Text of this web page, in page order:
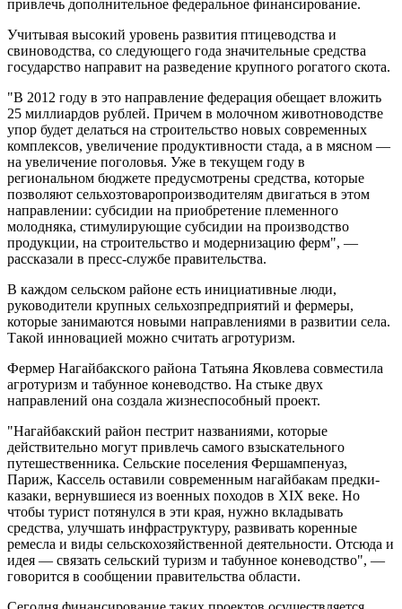
привлечь дополнительное федеральное финансирование.
Учитывая высокий уровень развития птицеводства и
свиноводства, со следующего года значительные средства
государство направит на разведение крупного рогатого скота.
"В 2012 году в это направление федерация обещает вложить
25 миллиардов рублей. Причем в молочном животноводстве
упор будет делаться на строительство новых современных
комплексов, увеличение продуктивности стада, а в мясном —
на увеличение поголовья. Уже в текущем году в
региональном бюджете предусмотрены средства, которые
позволяют сельхозтоваропроизводителям двигаться в этом
направлении: субсидии на приобретение племенного
молодняка, стимулирующие субсидии на производство
продукции, на строительство и модернизацию ферм", —
рассказали в пресс-службе правительства.
В каждом сельском районе есть инициативные люди,
руководители крупных сельхозпредприятий и фермеры,
которые занимаются новыми направлениями в развитии села.
Такой инновацией можно считать агротуризм.
Фермер Нагайбакского района Татьяна Яковлева совместила
агротуризм и табунное коневодство. На стыке двух
направлений она создала жизнеспособный проект.
"Нагайбакский район пестрит названиями, которые
действительно могут привлечь самого взыскательного
путешественника. Сельские поселения Фершампенуаз,
Париж, Кассель оставили современным нагайбакам предки-
казаки, вернувшиеся из военных походов в XIX веке. Но
чтобы турист потянулся в эти края, нужно вкладывать
средства, улучшать инфраструктуру, развивать коренные
ремесла и виды сельскохозяйственной деятельности. Отсюда и
идея — связать сельский туризм и табунное коневодство", —
говорится в сообщении правительства области.